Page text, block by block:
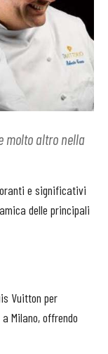
molto altro nella
e significativi
delle principali
Vuitton per
Milano, offrendo